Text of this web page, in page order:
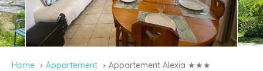
Home Appartement Appartement Alexia ★★★